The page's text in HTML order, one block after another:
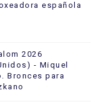
española
2026
- Miquel
Bronces para